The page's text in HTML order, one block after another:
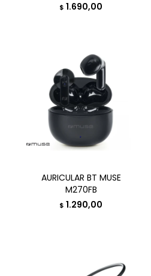
$ 1.690,00
AURICULAR BT MUSE
M270FB
$ 1.290,00